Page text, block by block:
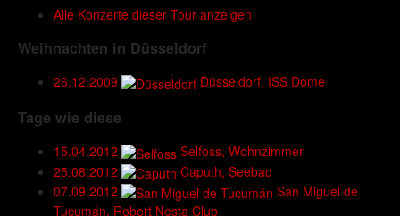
Alle Konzerte dieser Tour anzeigen
Weihnachten in Düsseldorf
26.12.2009 Düsseldorf, ISS Dome
Tage wie diese
15.04.2012
Selfoss, Wohnzimmer
25.08.2012
Caputh, Seebad
07.09.2012
San Miguel de
Tucumán, Robert Nesta Club